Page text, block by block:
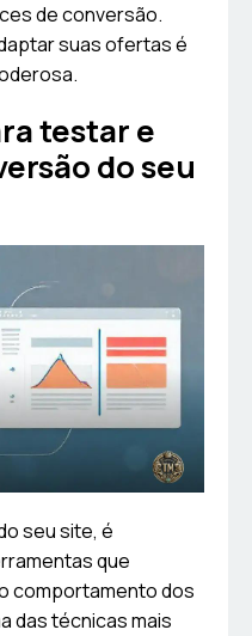
de conversão.
suas ofertas é
testar e
do seu
seu site, é
que
comportamento dos
das técnicas mais